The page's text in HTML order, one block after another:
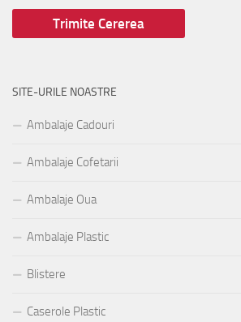
SITE-URILE NOASTRE
Ambalaje Cadouri
Ambalaje Cofetarii
Ambalaje Oua
Ambalaje Plastic
Blistere
Caserole Plastic